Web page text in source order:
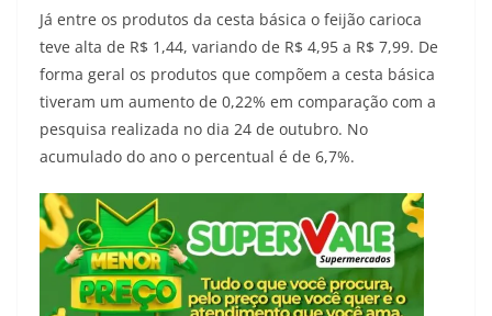
Já entre os produtos da cesta básica o feijão carioca
teve alta de R$ 1,44, variando de R$ 4,95 a R$ 7,99. De
forma geral os produtos que compõem a cesta básica
tiveram um aumento de 0,22% em comparação com a
pesquisa realizada no dia 24 de outubro. No
acumulado do ano o percentual é de 6,7%.